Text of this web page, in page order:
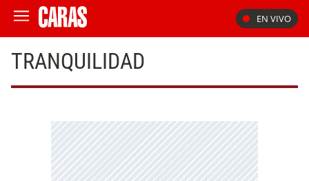
EN VIVO
TRANQUILIDAD